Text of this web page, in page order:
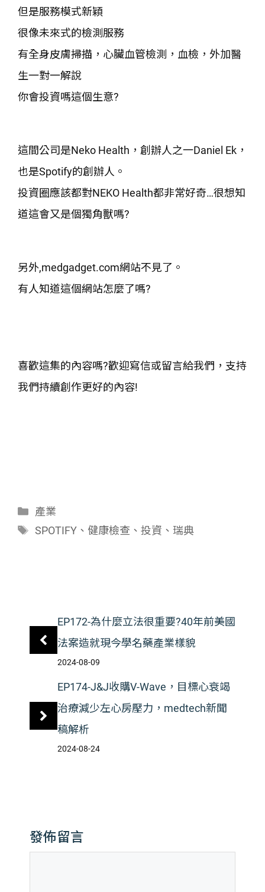
但是服務模式新穎
很像未來式的檢測服務
有全身皮膚掃描，心臟血管檢測，血檢，外加醫
生一對一解說
你會投資嗎這個生意?
這間公司是Neko Health，創辦人之一Daniel Ek，
也是Spotify的創辦人。
投資圈應該都對NEKO Health都非常好奇…很想知
道這會又是個獨角獸嗎?
另外,medgadget.com網站不見了。
有人知道這個網站怎麼了嗎?
喜歡這集的內容嗎?歡迎寫信或留言給我們，支持
我們持續創作更好的內容!
分
類
產業
標
SPOTIFY、 健康檢查 、 投資 、 瑞典
EP172-為什麼立法很重要?40年前美國
法案造就現今學名藥產業樣貌
2024-08-09
EP174-J&J收購V-Wave，目標心衰竭
治療減少左心房壓力，medtech新聞
稿解析
2024-08-24
發佈留言